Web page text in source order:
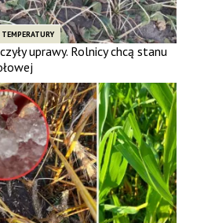
uprawy. Rolnicy chcą stanu